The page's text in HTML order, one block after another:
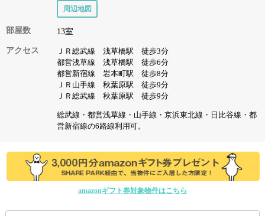
周辺地図
部屋数 13室
アクセス
ＪＲ総武線 浅草橋駅 徒歩3分
都営浅草線 浅草橋駅 徒歩6分
都営新宿線 岩本町駅 徒歩8分
ＪＲ山手線 秋葉原駅 徒歩9分
ＪＲ総武線 秋葉原駅 徒歩9分
総武線・都営浅草線・山手線・京浜東北線・日比谷線・都
営新宿線の6路線利用可。
amazonギフト券対象物件はこちら